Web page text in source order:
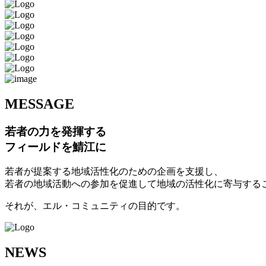
MESSAGE
若者の力を発揮する
フィールドを鯖江に
若者が提案する地域活性化のための企画を支援し、
若者の地域活動への参加を促進して地域の活性化に寄与する
それが、エル・コミュニティの目的です。
NEWS